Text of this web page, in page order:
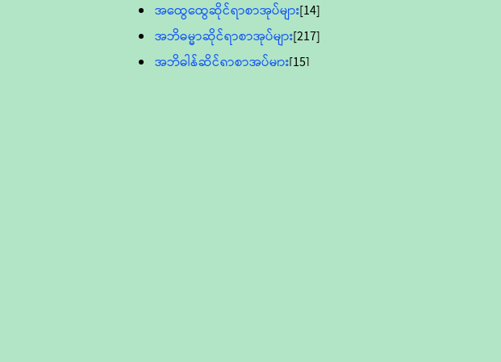
အထွေထွေဆိုင်ရာစာအုပ်များ[14]
အဘိဓမ္မာဆိုင်ရာစာအုပ်များ[217]
အဘိဓါန်ဆိုင်ရာစာအုပ်များ[15]